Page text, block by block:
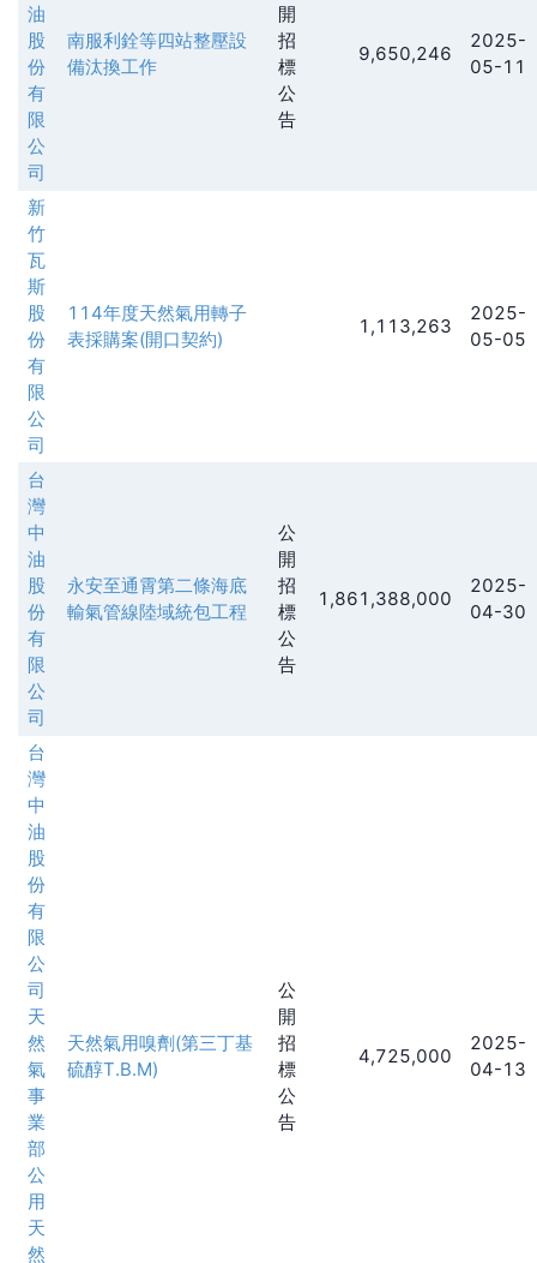
油
股
份
有
限
公
司
南服利銓等四站整壓設
備汰換工作
開
招
標
公
告
9,650,246
2025-
05-11
新
竹
瓦
斯
股
份
有
限
公
司
114年度天然氣用轉子
表採購案(開口契約)
1,113,263
2025-
05-05
台
灣
中
油
股
份
有
限
公
司
永安至通霄第二條海底
輸氣管線陸域統包工程
公
開
招
標
公
告
1,861,388,000
2025-
04-30
台
灣
中
油
股
份
有
限
公
司
天
然
氣
事
業
部
公
用
天
然
天然氣用嗅劑(第三丁基
硫醇T.B.M)
公
開
招
標
公
告
4,725,000
2025-
04-13